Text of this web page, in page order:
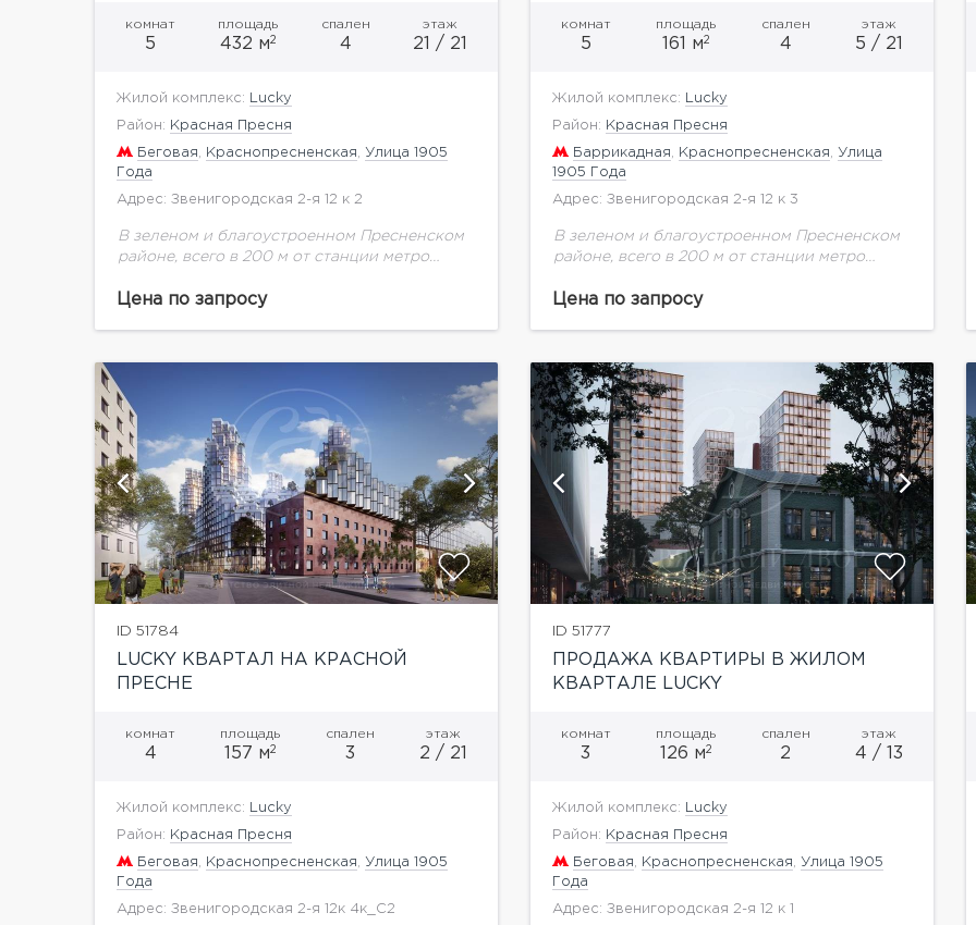
комнат
5
площадь
432 м2
спален
4
этаж
21 / 21
Жилой комплекс: Lucky
Район: Красная Пресня
Беговая Краснопресненская
Улица 1905
Года
Адрес: Звенигородская 2-я 12 к 2
В зеленом и благоустроенном Пресненском
районе, всего в 200 м от станции метро
проект комплексной застройки – жилой
Цена по запросу
комнат
5
площадь
161 м2
спален
4
этаж
5 / 21
Жилой комплекс: Lucky
Район: Красная Пресня
Баррикадная Краснопресненская
Улица
1905 Года
Адрес: Звенигородская 2-я 12 к 3
В зеленом и благоустроенном Пресненском
районе, всего в 200 м от станции метро
проект комплексной застройки – жилой
Цена по запросу
ID 51784
LUCKY КВАРТАЛ НА КРАСНОЙ
ПРЕСНЕ
комнат
4
площадь
157 м2
спален
3
этаж
2 / 21
Жилой комплекс: Lucky
Район: Красная Пресня
Беговая Краснопресненская
Улица 1905
Года
Адрес: Звенигородская 2-я 12к 4к_С2
показать ещё 4 фотографии
ID 51777
ПРОДАЖА КВАРТИРЫ В ЖИЛОМ
КВАРТАЛЕ LUCKY
комнат
3
площадь
126 м2
спален
2
этаж
4 / 13
Жилой комплекс: Lucky
Район: Красная Пресня
Беговая Краснопресненская
Улица 1905
Года
Адрес: Звенигородская 2-я 12 к 1
показать ещё 7 фотографий